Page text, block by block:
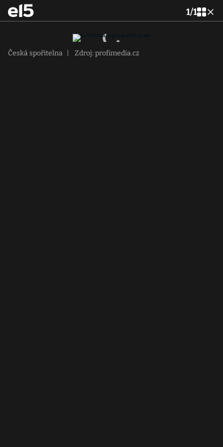
1/1
Česká spořitelna Zdroj: profimedia.cz